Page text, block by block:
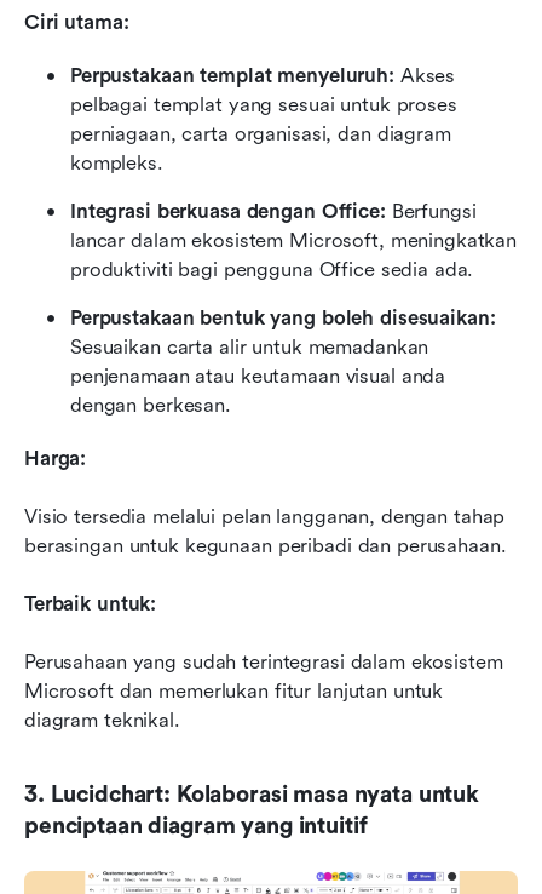
Ciri utama:
Perpustakaan templat menyeluruh: Akses
pelbagai templat yang sesuai untuk proses
perniagaan, carta organisasi, dan diagram
kompleks.
Integrasi berkuasa dengan Office: Berfungsi
lancar dalam ekosistem Microsoft, meningkatkan
produktiviti bagi pengguna Office sedia ada.
Perpustakaan bentuk yang boleh disesuaikan:
Sesuaikan carta alir untuk memadankan
penjenamaan atau keutamaan visual anda
dengan berkesan.
Harga:
Visio tersedia melalui pelan langganan, dengan tahap
berasingan untuk kegunaan peribadi dan perusahaan.
Terbaik untuk:
Perusahaan yang sudah terintegrasi dalam ekosistem
Microsoft dan memerlukan fitur lanjutan untuk
diagram teknikal.
3. Lucidchart: Kolaborasi masa nyata untuk
penciptaan diagram yang intuitif